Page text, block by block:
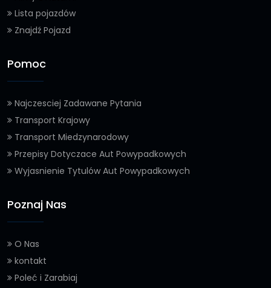
Lista pojazdów
Znajdź Pojazd
Pomoc
Najczesciej Zadawane Pytania
Transport Krajowy
Transport Miedzynarodowy
Przepisy Dotyczace Aut Powypadkowych
Wyjasnienie Tytulów Aut Powypadkowych
Poznaj Nas
O Nas
kontakt
Poleć i Zarabiaj